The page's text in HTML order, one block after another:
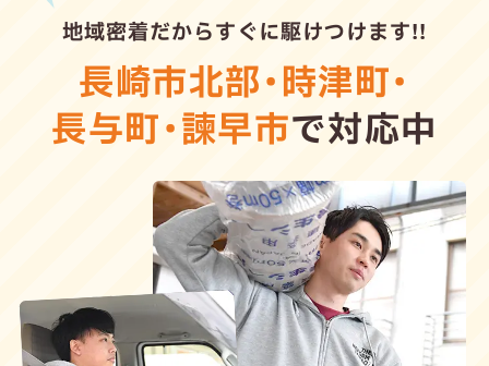
地域密着だからすぐに駆けつけます!!
長崎市北部・時津町・
長与町・諫早市で対応中